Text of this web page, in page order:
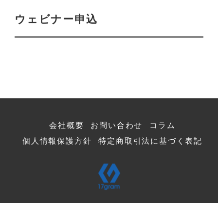
ウェビナー申込
会社概要 お問い合わせ
コラム
個人情報保護方針
特定商取引法に基づく表記